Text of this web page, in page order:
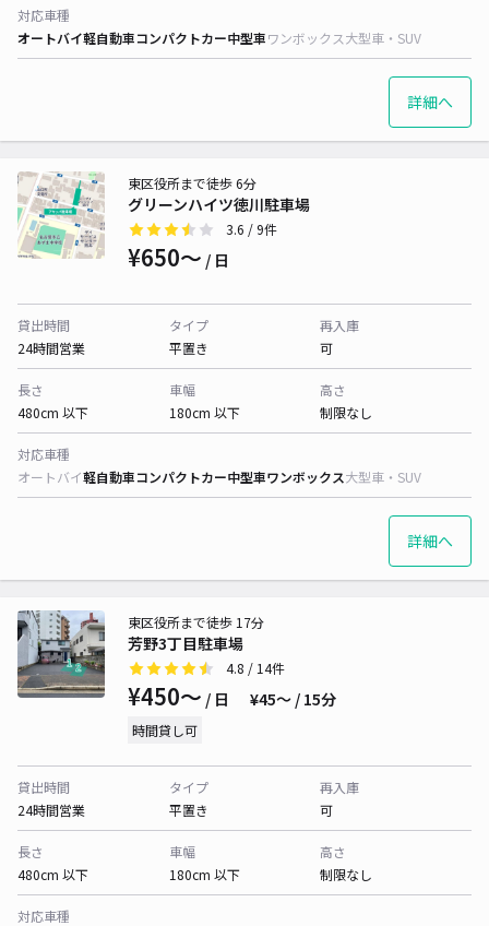
対応車種
オートバイ軽自動車コンパクトカー中型車ワンボックス大型車・SUV
詳細へ
グリーンハイツ徳川駐車場
東区役所まで徒歩 6分
3.6 / 9件
¥650〜 / 日
貸出時間
24時間営業
タイプ
平置き
再入庫
可
長さ
480cm 以下
車幅
180cm 以下
高さ
制限なし
対応車種
オートバイ軽自動車コンパクトカー中型車ワンボックス大型車・SUV
詳細へ
芳野3丁目駐車場
東区役所まで徒歩 17分
4.8 / 14件
¥450〜 / 日 ¥45〜 / 15分
時間貸し可
貸出時間
24時間営業
タイプ
平置き
再入庫
可
長さ
480cm 以下
車幅
180cm 以下
高さ
制限なし
対応車種